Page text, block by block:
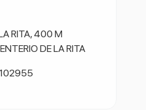
RITA, 400 M
DE LA RITA